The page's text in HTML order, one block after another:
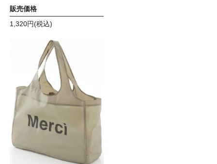
販売価格
1,320円(税込)
メルシー エコバック カー
キーベージュ